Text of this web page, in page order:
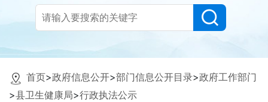
首页>政府信息公开>部门信息公开目录>政府工作部门
>县卫生健康局>行政执法公示